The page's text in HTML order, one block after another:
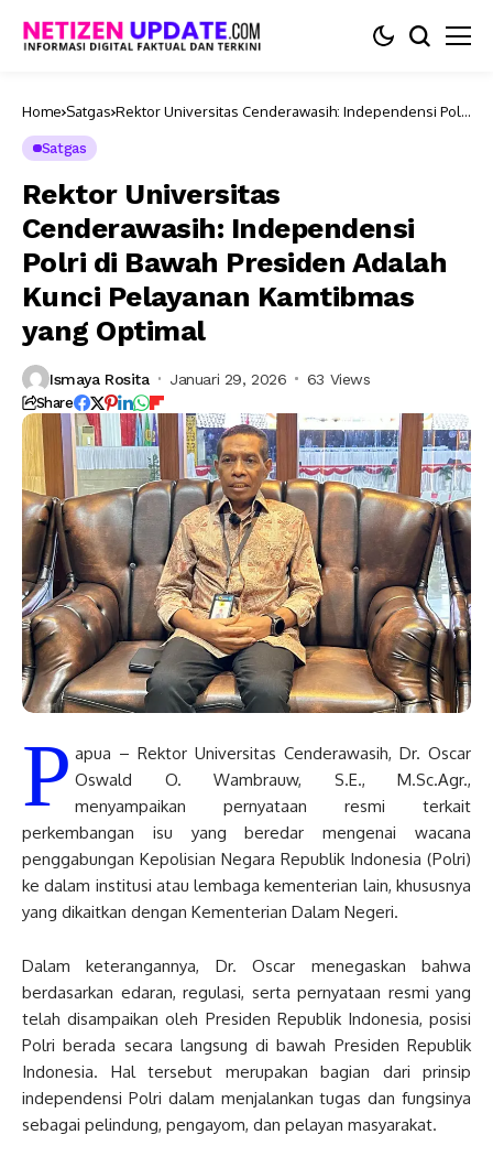
Home Satgas Rektor Universitas Cenderawasih: Independensi Polri
Satgas
Rektor Universitas
Cenderawasih: Independensi
Polri di Bawah Presiden Adalah
Kunci Pelayanan Kamtibmas
yang Optimal
Ismaya Rosita Januari 29, 2026 63 Views
Share
P apua – Rektor Universitas Cenderawasih, Dr. Oscar
Oswald O. Wambrauw, S.E., M.Sc.Agr.,
menyampaikan pernyataan resmi terkait
perkembangan isu yang beredar mengenai wacana
penggabungan Kepolisian Negara Republik Indonesia (Polri)
ke dalam institusi atau lembaga kementerian lain, khususnya
yang dikaitkan dengan Kementerian Dalam Negeri.
Dalam keterangannya, Dr. Oscar menegaskan bahwa
berdasarkan edaran, regulasi, serta pernyataan resmi yang
telah disampaikan oleh Presiden Republik Indonesia, posisi
Polri berada secara langsung di bawah Presiden Republik
Indonesia. Hal tersebut merupakan bagian dari prinsip
independensi Polri dalam menjalankan tugas dan fungsinya
sebagai pelindung, pengayom, dan pelayan masyarakat.